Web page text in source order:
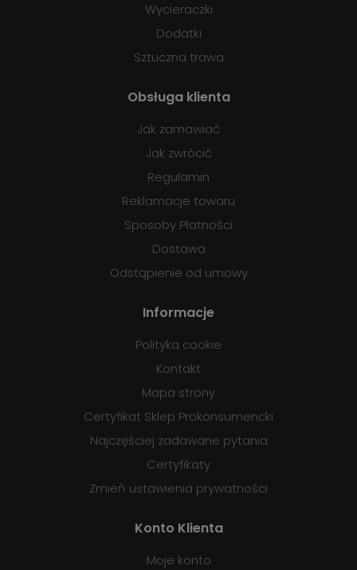
Wycieraczki
Dodatki
Sztuczna trawa
Obsługa klienta
Jak zamawiać
Jak zwrócić
Regulamin
Reklamacje towaru
Sposoby Płatności
Dostawa
Odstąpienie od umowy
Informacje
Polityka cookie
Kontakt
Mapa strony
Certyfikat Sklep Prokonsumencki
Najczęściej zadawane pytania
Certyfikaty
Zmień ustawienia prywatności
Konto Klienta
Moje konto